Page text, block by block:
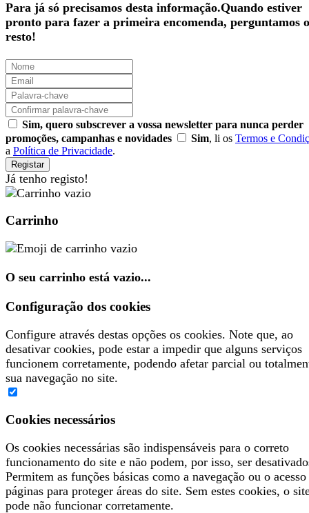
Para já só precisamos desta informação.Quando estiver
pronto para fazer a primeira encomenda, perguntamos o
resto!
Sim, quero subscrever a vossa newsletter para nunca perder
promoções, campanhas e novidades
Sim, li os Termos e
a Política de Privacidade.
Registar
Já tenho registo!
Carrinho
O seu carrinho está vazio...
Configuração dos cookies
Configure através destas opções os cookies. Note que, ao
desativar cookies, pode estar a impedir que alguns serviços
funcionem corretamente, podendo afetar parcial ou
sua navegação no site.
Cookies necessários
Os cookies necessárias são indispensáveis para o correto
funcionamento do site e não podem, por isso, ser
Permitem as funções básicas como a navegação ou o acesso
páginas para proteger áreas do site. Sem estes cookies, o
pode não funcionar corretamente.